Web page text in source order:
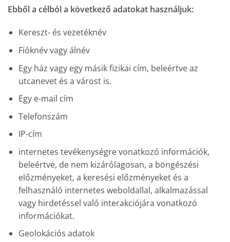
Ebből a célból a következő adatokat használjuk:
Kereszt- és vezetéknév
Fióknév vagy álnév
Egy ház vagy egy másik fizikai cím, beleértve az
utcanevet és a várost is.
Egy e-mail cím
Telefonszám
IP-cím
internetes tevékenységre vonatkozó információk,
beleértve, de nem kizárólagosan, a böngészési
előzményeket, a keresési előzményeket és a
felhasználó internetes weboldallal, alkalmazással
vagy hirdetéssel való interakciójára vonatkozó
információkat.
Geolokációs adatok